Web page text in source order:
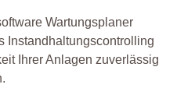
Wartungsplaner
Instandhaltungscontrolling
Ihrer Anlagen zuverlässig